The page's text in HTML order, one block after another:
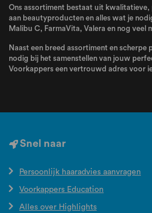
Ons assortiment bestaat uit
aan beautyproducten en alles wat je
Malibu C, FarmaVita, Valera en nog veel
Naast een breed assortiment en
nodig bij het samenstellen van jouw
Voorkappers een vertrouwd adres voor
Snel naar
Persoonlijk haaradvies aanvragen
Voorkappers Education
Alles over Highlights